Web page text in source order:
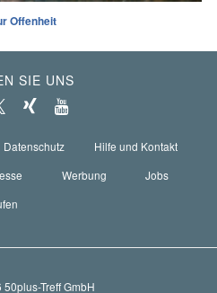
Offenheit
SIE UNS
Datenschutz
Hilfe und Kontakt
Werbung
Jobs
Treff GmbH